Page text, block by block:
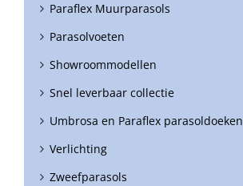
Paraflex Muurparasols
Parasolvoeten
Showroommodellen
Snel leverbaar collectie
Umbrosa en Paraflex parasoldoeken
Verlichting
Zweefparasols